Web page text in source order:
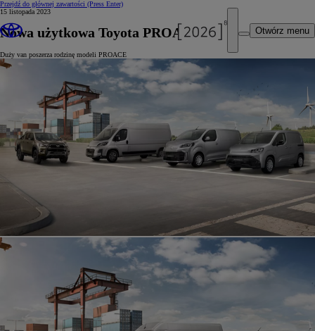
Przejdź do głównej zawartości (Press Enter)
Otwórz menu
15 listopada 2023
Nowa użytkowa Toyota PROACE MAX
Duży van poszerza rodzinę modeli PROACE